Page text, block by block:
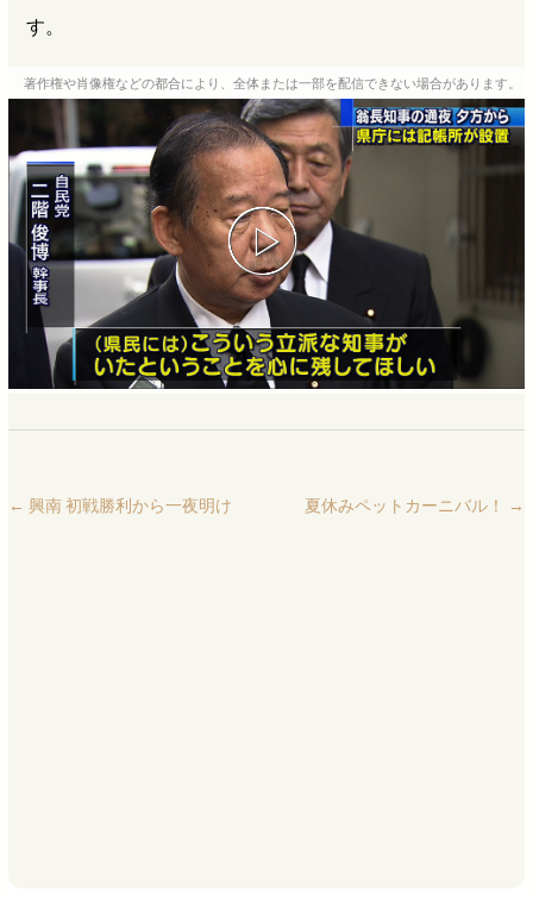
す。
著作権や肖像権などの都合により、全体または一部を配信できない場合があります。
← 興南 初戦勝利から一夜明け 夏休みペットカーニバル！ →